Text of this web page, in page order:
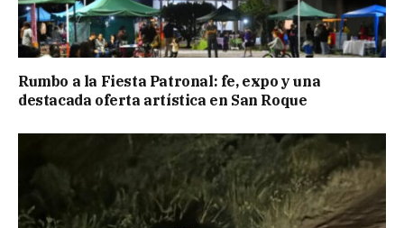
Rumbo a la Fiesta Patronal: fe, expo y una
destacada oferta artística en San Roque